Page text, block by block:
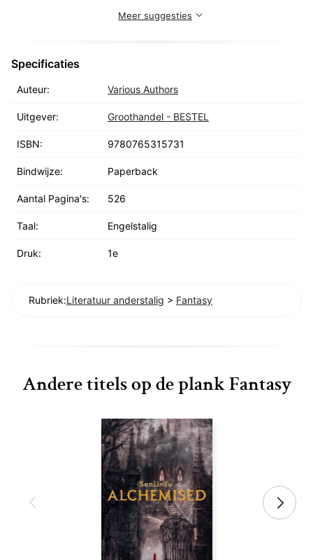
Meer suggesties
Specificaties
Auteur: Various Authors
Uitgever: Groothandel - BESTEL
ISBN: 9780765315731
Bindwijze: Paperback
Aantal Pagina's: 526
Taal: Engelstalig
Druk: 1e
Rubriek:Literatuur anderstalig > Fantasy
Andere titels op de plank Fantasy